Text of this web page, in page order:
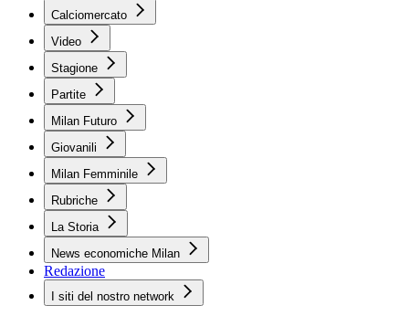
Calciomercato
Video
Stagione
Partite
Milan Futuro
Giovanili
Milan Femminile
Rubriche
La Storia
News economiche Milan
Redazione
I siti del nostro network